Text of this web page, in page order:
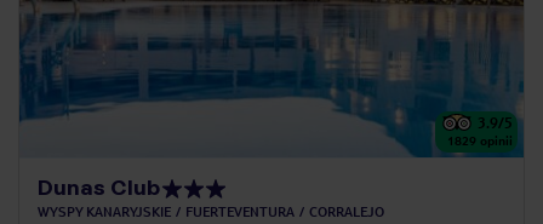
3.9/5
1829 opinii
Dunas Club
WYSPY KANARYJSKIE FUERTEVENTURA CORRALEJO